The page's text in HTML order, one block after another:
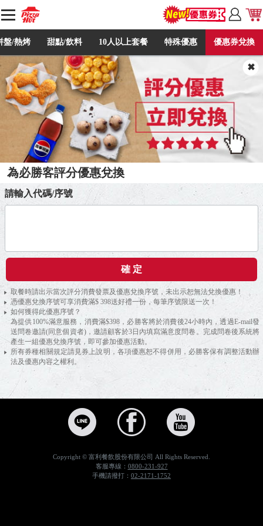
盤/熱烤 甜點/飲料 10人以上套餐 特殊優惠 優惠券兌換
為必勝客評分優惠兌換
請輸入代碼/序號
確 定
取餐時請出示當次評分消費發票及優惠兌換序號，未出示恕無法兌換優惠！
憑優惠兌換序號可享消費滿$ 398送好禮一份，每筆序號限送一次！
如何獲得此優惠序號？
為提供100%滿意服務，消費滿$398，必勝客將於消費後24小時內，透過E-mail發
送問卷邀請(同意個資者)，邀請顧客於3日內填寫滿意度問卷。完成問卷後系統將
產生一組優惠兌換序號，即可參加優惠活動。
所有券種相關規定請見券上說明，各項優惠恕不得併用，必勝客保有調整活動辦
法及優惠內容之權利。
為必勝客評分優惠兌換，外送外帶比薩線上訂，美味迅速，各種披薩優惠分享、獨享餐 | Pizza Hut 必勝客，為必勝客評分優惠兌換，Pizza Hut 必勝客安心送Hot到家，多種比薩拼盤美味套餐任你選，不管是一人獨享、二人歡聚或是四人以上派對，都能依人數量身打造最適合的超值優惠套餐，讓你用最划算的方式點到最豐盛的餐點。，必勝客,PizzaHut,比薩,披薩,pizza,安心送,Hot到家,網路訂購,外送,外帶,外帶買大送大,比薩外送,披薩外送
Copyright © 富利餐飲股份有限公司 All Rights Reserved.
客服專線： 0800-231-927
手機請撥打： 02-2171-1752